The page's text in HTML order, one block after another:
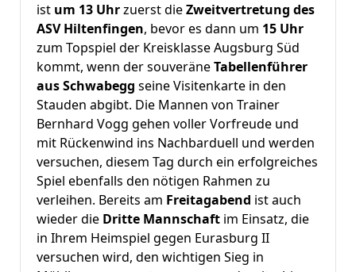
ist um 13 Uhrzuerst dieZweitvertretung des
ASV Hiltenfingen, bevor es dann um 15 Uhr
zum Topspiel der Kreisklasse Augsburg Süd
kommt, wenn der souveräneTabellenführer
aus Schwabegg seine Visitenkarte in den
Stauden abgibt. Die Mannen von Trainer
Bernhard Vogg gehen voller Vorfreude und
mit Rückenwind ins Nachbarduell und werden
versuchen, diesem Tag durch ein erfolgreiches
Spiel ebenfalls den nötigen Rahmen zu
verleihen. Bereits am Freitagabend ist auch
wieder die Dritte Mannschaft im Einsatz, die
in Ihrem Heimspiel gegen Eurasburg II
versuchen wird, den wichtigen Sieg in